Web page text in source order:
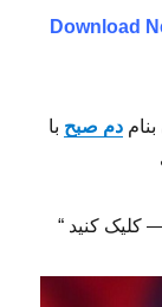
Download
بنامدم صبح با
کلیک کنید “